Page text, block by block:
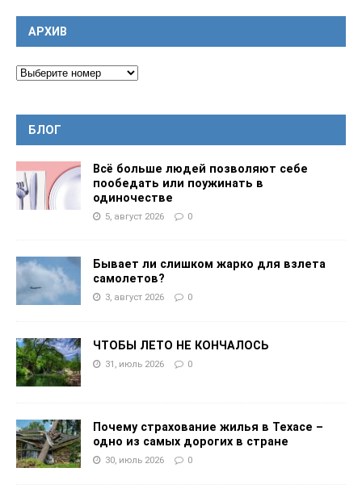
АРХИВ
БЛОГ
Всё больше людей позволяют себе
пообедать или поужинать в
одиночестве
5, август 2026 0
Бывает ли слишком жарко для взлета
самолетов?
3, август 2026 0
ЧТОБЫ ЛЕТО НЕ КОНЧАЛОСЬ
31, июль 2026 0
Почему страхование жилья в Техасе –
одно из самых дорогих в стране
30, июль 2026 0